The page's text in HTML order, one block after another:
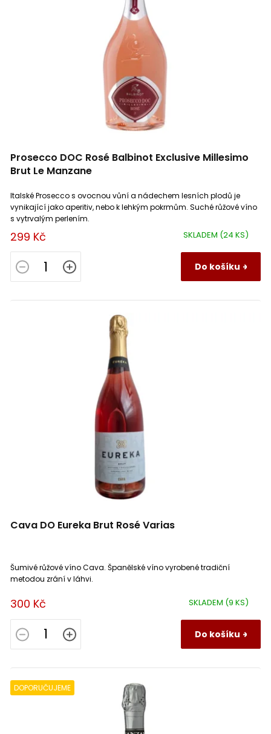
Prosecco DOC Rosé Balbinot Exclusive Millesimo
Brut Le Manzane
SKLADEM (24 KS)
299 Kč
Do košíku
Italské Prosecco s ovocnou vůní a nádechem lesních plodů je
vynikající jako aperitiv, nebo k lehkým pokrmům. Suché růžové víno
s vytrvalým perlením.
Cava DO Eureka Brut Rosé Varias
SKLADEM (9 KS)
300 Kč
Do košíku
Šumivé růžové víno Cava. Španělské víno vyrobené tradiční
metodou zrání v láhvi.
DOPORUČUJEME